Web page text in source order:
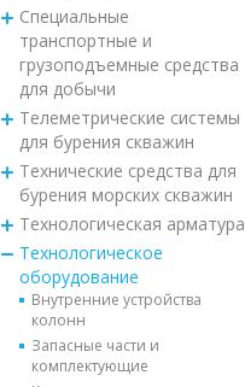
Специальные
транспортные и
грузоподъемные средства
для добычи
Телеметрические системы
для бурения скважин
Технические средства для
бурения морских скважин
Технологическая арматура
Технологическое
оборудование
Внутренние устройства
колонн
Запасные части и
комплектующие